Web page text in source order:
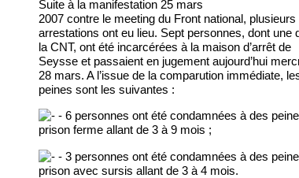
Suite à la manifestation 25 mars
2007 contre le meeting du Front national, plusieurs
arrestations ont eu lieu. Sept personnes, dont une
la CNT, ont été incarcérées à la maison d’arrêt de
Seysse et passaient en jugement aujourd’hui
28 mars. A l’issue de la comparution immédiate,
peines sont les suivantes :
- 6 personnes ont été condamnées à des
prison ferme allant de 3 à 9 mois ;
- 3 personnes ont été condamnées à des
prison avec sursis allant de 3 à 4 mois.